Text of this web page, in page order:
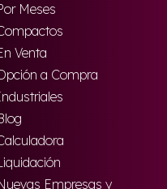
Meses
Venta
a Compra
Empresas y